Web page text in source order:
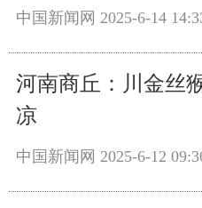
中国新闻网 2025-6-14
河南商丘：川金丝
凉
中国新闻网 2025-6-12